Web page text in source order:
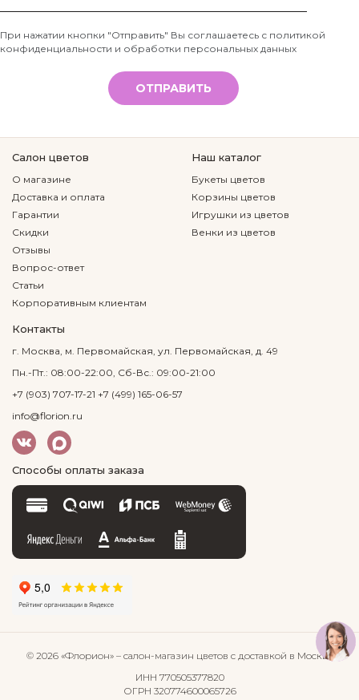
Телефон
*
При нажатии кнопки "Отправить" Вы соглашаетесь с политикой
конфиденциальности и обработки персональных данных
ОТПРАВИТЬ
Салон цветов
О магазине
Доставка и оплата
Гарантии
Скидки
Отзывы
Вопрос-ответ
Статьи
Корпоративным клиентам
Наш каталог
Букеты цветов
Корзины цветов
Игрушки из цветов
Венки из цветов
Контакты
г. Москва, м. Первомайская, ул. Первомайская, д. 49
Пн.-Пт.: 08:00-22:00, Сб-Вс.: 09:00-21:00
+7 (903) 707-17-21 +7 (499) 165-06-57
info@florion.ru
Способы оплаты заказа
© 2026 «Флорион» – салон-магазин цветов с доставкой в Москве
ИНН 770505377820
ОГРН 320774600065726